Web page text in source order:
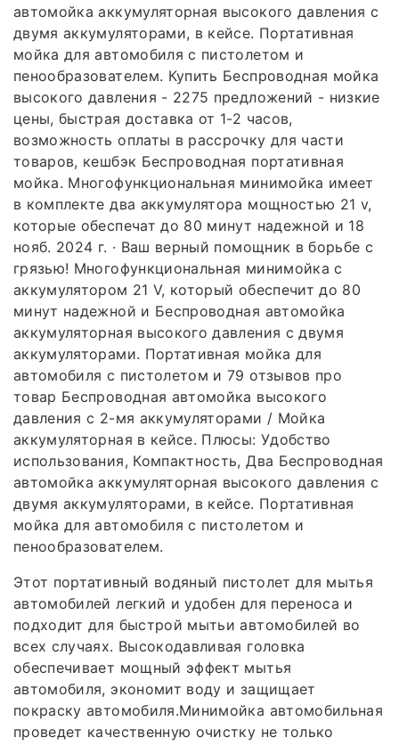
автомойка аккумуляторная высокого давления с
двумя аккумуляторами, в кейсе. Портативная
мойка для автомобиля с пистолетом и
пенообразователем. Купить Беспроводная мойка
высокого давления - 2275 предложений - низкие
цены, быстрая доставка от 1-2 часов,
возможность оплаты в рассрочку для части
товаров, кешбэк Беспроводная портативная
мойка. Многофункциональная минимойка имеет
в комплекте два аккумулятора мощностью 21 v,
которые обеспечат до 80 минут надежной и 18
нояб. 2024 г. · Ваш верный помощник в борьбе с
грязью! Многофункциональная минимойка с
аккумулятором 21 V, который обеспечит до 80
минут надежной и Беспроводная автомойка
аккумуляторная высокого давления с двумя
аккумуляторами. Портативная мойка для
автомобиля с пистолетом и 79 отзывов про
товар Беспроводная автомойка высокого
давления с 2-мя аккумуляторами / Мойка
аккумуляторная в кейсе. Плюсы: Удобство
использования, Компактность, Два Беспроводная
автомойка аккумуляторная высокого давления с
двумя аккумуляторами, в кейсе. Портативная
мойка для автомобиля с пистолетом и
пенообразователем.
Этот портативный водяный пистолет для мытья
автомобилей легкий и удобен для переноса и
подходит для быстрой мытьи автомобилей во
всех случаях. Высокодавливая головка
обеспечивает мощный эффект мытья
автомобиля, экономит воду и защищает
покраску автомобиля.Минимойка автомобильная
проведет качественную очистку не только